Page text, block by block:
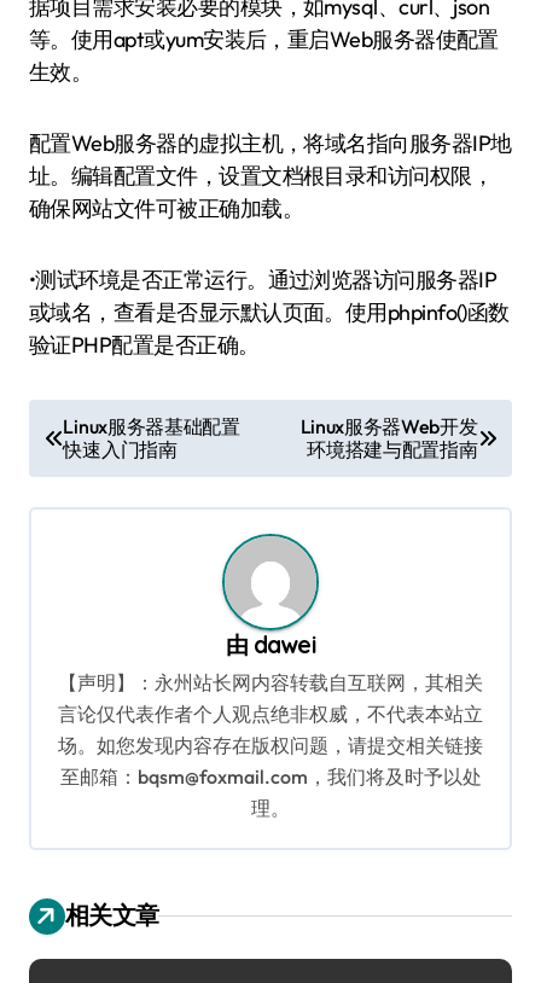
据项目需求安装必要的模块，如mysql、curl、json
等。使用apt或yum安装后，重启Web服务器使配置
生效。
配置Web服务器的虚拟主机，将域名指向服务器IP地
址。编辑配置文件，设置文档根目录和访问权限，
确保网站文件可被正确加载。
•测试环境是否正常运行。通过浏览器访问服务器IP
或域名，查看是否显示默认页面。使用phpinfo()函数
验证PHP配置是否正确。
章
导
Linux服务器基础配置
快速入门指南
Linux服务器Web开发
环境搭建与配置指南
由 dawei
【声明】：永州站长网内容转载自互联网，其相关
言论仅代表作者个人观点绝非权威，不代表本站立
场。如您发现内容存在版权问题，请提交相关链接
至邮箱：bqsm@foxmail.com，我们将及时予以处
理。
相关文章